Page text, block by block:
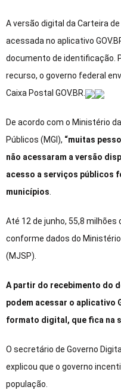
A versão digital da Carteira
acessada no aplicativo
documento de identificação.
recurso, o governo federal
Caixa Postal GOV.BR.
De acordo com o Ministério
Públicos (MGI), “muitas
não acessaram a versão
acesso a serviços públicos
municípios.
Até 12 de junho, 55,8 milhões
conforme dados do
(MJSP).
A partir do recebimento do
podem acessar o aplicativo
formato digital, que fica na
O secretário de Governo
explicou que o governo
população.